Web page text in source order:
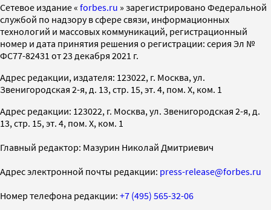
Cетевое издание « forbes.ru » зарегистрировано Федеральной
службой по надзору в сфере связи, информационных
технологий и массовых коммуникаций, регистрационный
номер и дата принятия решения о регистрации: серия Эл №
ФС77-82431 от 23 декабря 2021 г.
Адрес редакции, издателя: 123022, г. Москва, ул.
Звенигородская 2-я, д. 13, стр. 15, эт. 4, пом. X, ком. 1
Адрес редакции: 123022, г. Москва, ул. Звенигородская 2-я, д.
13, стр. 15, эт. 4, пом. X, ком. 1
Главный редактор: Мазурин Николай Дмитриевич
Адрес электронной почты редакции: press-release@forbes.ru
Номер телефона редакции: +7 (495) 565-32-06